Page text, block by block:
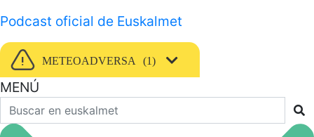
Podcast oficial de Euskalmet
METEOADVERSA 1
MENÚ
Buscar en euskalmet